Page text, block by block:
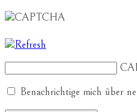
Benachrichtige mich über